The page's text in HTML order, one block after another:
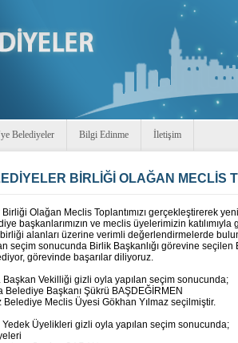
Belediyeler Bilgi Edinme İletişim
BİRLİĞİ OLAĞAN MECLİS
Olağan Meclis Toplantımızı gerçekleştirerek
başkanlarımızın ve meclis üyelerimizin
alanları üzerine verimli değerlendirmelerde
seçim sonucunda Birlik Başkanlığı görevine seçilen
görevinde başarılar diliyoruz.
Başkan Vekilliği gizli oyla yapılan seçim sonucunda;
Belediye Başkanı Şükrü BAŞDEĞİRMEN
Belediye Meclis Üyesi Gökhan Yılmaz seçilmiştir.
Yedek Üyelikleri gizli oyla yapılan seçim sonucunda;